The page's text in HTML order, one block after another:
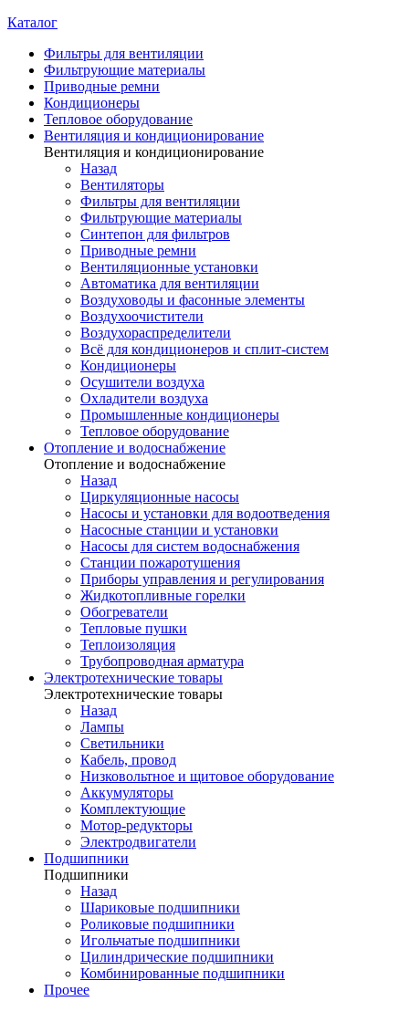
Каталог
Фильтры для вентиляции
Фильтрующие материалы
Приводные ремни
Кондиционеры
Тепловое оборудование
Вентиляция и кондиционирование
Вентиляция и кондиционирование
Назад
Вентиляторы
Фильтры для вентиляции
Фильтрующие материалы
Синтепон для фильтров
Приводные ремни
Вентиляционные установки
Автоматика для вентиляции
Воздуховоды и фасонные элементы
Воздухоочистители
Воздухораспределители
Всё для кондиционеров и сплит-систем
Кондиционеры
Осушители воздуха
Охладители воздуха
Промышленные кондиционеры
Тепловое оборудование
Отопление и водоснабжение
Отопление и водоснабжение
Назад
Циркуляционные насосы
Насосы и установки для водоотведения
Насосные станции и установки
Насосы для систем водоснабжения
Станции пожаротушения
Приборы управления и регулирования
Жидкотопливные горелки
Обогреватели
Тепловые пушки
Теплоизоляция
Трубопроводная арматура
Электротехнические товары
Электротехнические товары
Назад
Лампы
Светильники
Кабель, провод
Низковольтное и щитовое оборудование
Аккумуляторы
Комплектующие
Мотор-редукторы
Электродвигатели
Подшипники
Подшипники
Назад
Шариковые подшипники
Роликовые подшипники
Игольчатые подшипники
Цилиндрические подшипники
Комбинированные подшипники
Прочее